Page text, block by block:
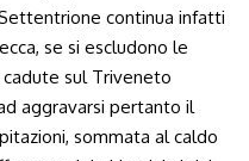
continua infatti
se si escludono le
sul Triveneto
aggravarsi pertanto il
sommata al caldo